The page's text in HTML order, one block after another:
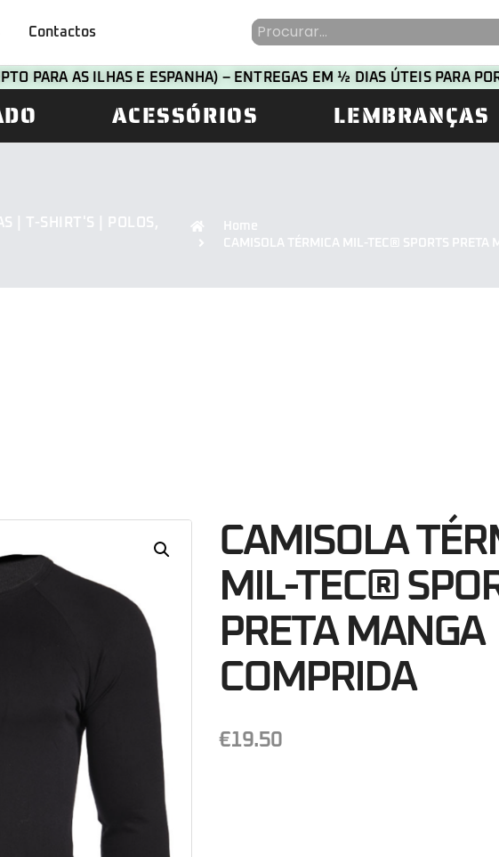
Contactos
PARA AS ILHAS E ESPANHA) – ENTREGAS EM ½ DIAS ÚTEIS PARA
ACESSÓRIOS LEMBRANÇAS
| T-SHIRT'S | POLOS ,
Home
CAMISOLA TÉRMICA MIL-TEC® SPORTS PRETA
CAMISOLA
MIL-TEC®
PRETA MANGA
COMPRIDA
€19.50